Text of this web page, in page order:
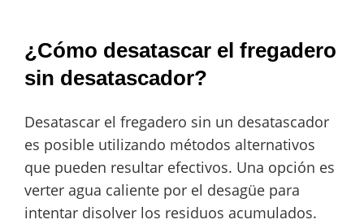
¿Cómo desatascar el fregadero
sin desatascador?
Desatascar el fregadero sin un desatascador
es posible utilizando métodos alternativos
que pueden resultar efectivos. Una opción es
verter agua caliente por el desagüe para
intentar disolver los residuos acumulados.